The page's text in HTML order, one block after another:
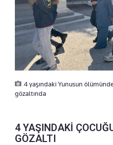
4 yaşındaki Yunusun
gözaltında
4 YAŞINDAKİ
GÖZALTI